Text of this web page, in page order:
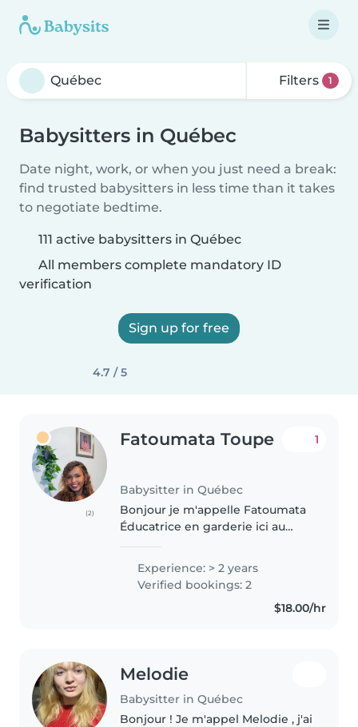
Filters 1
Babysitters in Québec
Date night, work, or when you just need a break:
find trusted babysitters in less time than it takes
to negotiate bedtime.
111 active babysitters in Québec
All members complete mandatory ID
verification
Sign up for free
4.7 / 5
(2)
Fatoumata Toupe
Babysitter in Québec
1
Bonjour je m'appelle Fatoumata
Éducatrice en garderie ici au
dans mon pays d'origine et
depuis quelques mois je
m'occupe aussi des enfants à
Experience: > 2 years
Verified bookings: 2
$18.00/hr
Melodie
Babysitter in Québec
Bonjour ! Je m'appel Melodie , j'ai